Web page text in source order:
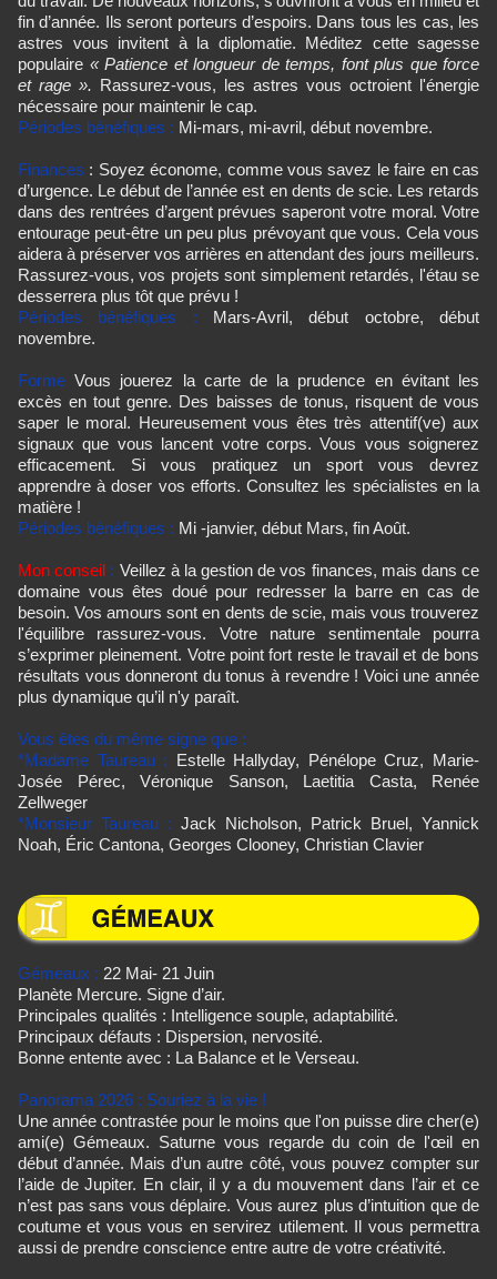
fin d’année. Ils seront porteurs d’espoirs. Dans tous les cas, les
astres vous invitent à la diplomatie. Méditez cette sagesse
populaire « Patience et longueur de temps, font plus que force
et rage ». Rassurez-vous, les astres vous octroient l'énergie
nécessaire pour maintenir le cap.
Périodes bénéfiques : Mi-mars, mi-avril, début novembre.
Finances : Soyez économe, comme vous savez le faire en cas
d’urgence. Le début de l’année est en dents de scie. Les retards
dans des rentrées d’argent prévues saperont votre moral. Votre
entourage peut-être un peu plus prévoyant que vous. Cela vous
aidera à préserver vos arrières en attendant des jours meilleurs.
Rassurez-vous, vos projets sont simplement retardés, l'étau se
desserrera plus tôt que prévu !
Périodes bénéfiques : Mars-Avril, début octobre, début
novembre.
Forme Vous jouerez la carte de la prudence en évitant les
excès en tout genre. Des baisses de tonus, risquent de vous
saper le moral. Heureusement vous êtes très attentif(ve) aux
signaux que vous lancent votre corps. Vous vous soignerez
efficacement. Si vous pratiquez un sport vous devrez
apprendre à doser vos efforts. Consultez les spécialistes en la
matière !
Périodes bénéfiques : Mi -janvier, début Mars, fin Août.
Mon conseil : Veillez à la gestion de vos finances, mais dans ce
domaine vous êtes doué pour redresser la barre en cas de
besoin. Vos amours sont en dents de scie, mais vous trouverez
l'équilibre rassurez-vous. Votre nature sentimentale pourra
s’exprimer pleinement. Votre point fort reste le travail et de bons
résultats vous donneront du tonus à revendre ! Voici une année
plus dynamique qu’il n'y paraît.
Vous êtes du même signe que :
*Madame Taureau : Estelle Hallyday, Pénélope Cruz, Marie-
Josée Pérec, Véronique Sanson, Laetitia Casta, Renée
Zellweger
*Monsieur Taureau : Jack Nicholson, Patrick Bruel, Yannick
Noah, Éric Cantona, Georges Clooney, Christian Clavier
Gémeaux : 22 Mai- 21 Juin
Planète Mercure. Signe d’air.
Principales qualités : Intelligence souple, adaptabilité.
Principaux défauts : Dispersion, nervosité.
Bonne entente avec : La Balance et le Verseau.
Panorama 2026 : Souriez à la vie !
Une année contrastée pour le moins que l'on puisse dire cher(e)
ami(e) Gémeaux. Saturne vous regarde du coin de l'œil en
début d’année. Mais d’un autre côté, vous pouvez compter sur
l’aide de Jupiter. En clair, il y a du mouvement dans l’air et ce
n’est pas sans vous déplaire. Vous aurez plus d’intuition que de
coutume et vous vous en servirez utilement. Il vous permettra
aussi de prendre conscience entre autre de votre créativité.